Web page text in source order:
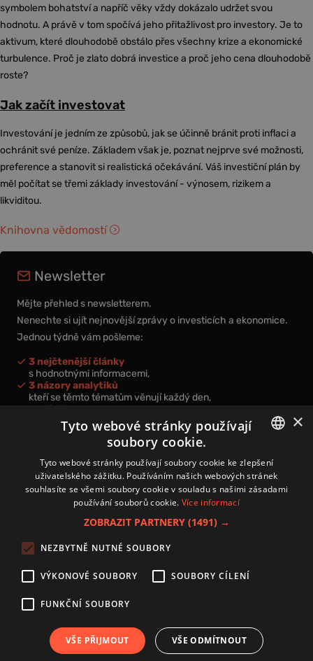
symbolem bohatství a napříč věky vždy dokázalo udržet svou
hodnotu. A právě v tom spočívá jeho přitažlivost pro investory. Je to
aktivum, které dlouhodobě obstálo přes všechny krize a ekonomické
turbulence. Proč je zlato dobrá investice a proč jeho cena dlouhodobě
roste?
Jak začít investovat
Investování je jedním ze způsobů, jak se účinně bránit proti inflaci a
ochránit své peníze. Základem však je, poznat nejprve své možnosti,
preference a stanovit si realistická očekávání. Váš investiční plán by
měl počítat se třemi základy investování - výnosem, rizikem a
likviditou.
Knihovna vědomostí
Newsletter
Mějte přehled s newsletterem.
Nenechte si ujít nejnovější zprávy o investicích a ekonomice.
Jednou týdně vám pošleme:
3 nejčtenější články
s hodnotnými informacemi,
3 názory analytiků
kteří se těmto tématům věnují každý den,
nová videa a podcasty
k prohloubení vašich znalostí.
Přihlášením k newsletteru vyjadřujete svůj souhlas spodmínkami
zpracování osobních údajů.
Zásady používání souborů cookies
Autoři
Nastavení cookies
CZECH
×
Tyto webové stránky používají
soubory cookie.
Tyto webové stránky používají soubory cookie ke zlepšení
uživatelského zážitku. Používáním našich webových stránek
souhlasíte se všemi soubory cookie v souladu s našimi zásadami
používání souborů cookie. Více informací
ZOBRAZIT PARTNERY (1491) →
NEZBYTNĚ NUTNÉ SOUBORY
VÝKONOVÉ SOUBORY SOUBORY CÍLENÍ
FUNKČNÍ SOUBORY
VŠE PŘIJMOUT VŠE ODMÍTNOUT